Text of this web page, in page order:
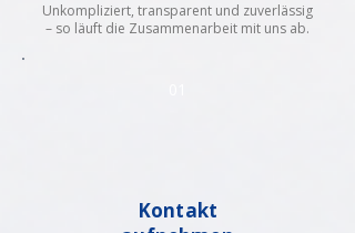
Unkompliziert, transparent und zuverlässig
– so läuft die Zusammenarbeit mit uns ab.
Kontakt